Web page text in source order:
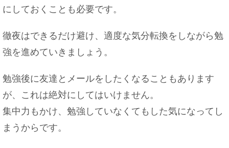
にしておくことも必要です。
徹夜はできるだけ避け、適度な気分転換をしながら勉
強を進めていきましょう。
勉強後に友達とメールをしたくなることもあります
が、これは絶対にしてはいけません。
集中力もかけ、勉強していなくてもした気になってし
まうからです。